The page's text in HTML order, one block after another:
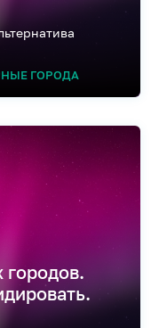
ГОРОДА
городов.